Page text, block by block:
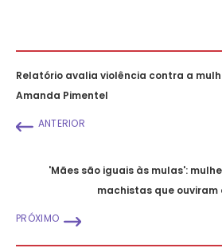
Relatório avalia violência contra a
Amanda Pimentel
ANTERIOR
'Mães são iguais às mulas':
machistas que
PRÓXIMO